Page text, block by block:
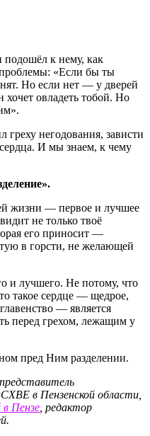
подошёл к нему, как
«Если бы ты
Но если нет — у дверей
хочет овладеть тобой. Но
негодования, зависти
И мы знаем, к чему
жизни — первое и лучшее
не только твоё
его приносит —
в горсти, не желающей
и лучшего. Не потому, что
такое сердце — щедрое,
— является
перед грехом, лежащим у
пред Ним разделении.
в Пензенской области,
Пензе , редактор